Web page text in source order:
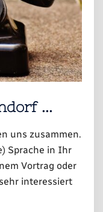
...
uns zusammen.
Sprache in Ihr
Vortrag oder
interessiert